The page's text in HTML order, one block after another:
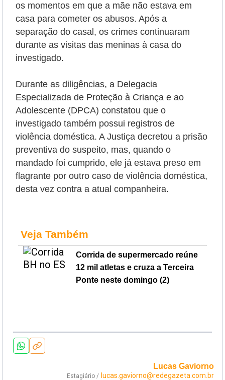
os momentos em que a mãe não estava em
casa para cometer os abusos. Após a
separação do casal, os crimes continuaram
durante as visitas das meninas à casa do
investigado.
Durante as diligências, a Delegacia
Especializada de Proteção à Criança e ao
Adolescente (DPCA) constatou que o
investigado também possui registros de
violência doméstica. A Justiça decretou a prisão
preventiva do suspeito, mas, quando o
mandado foi cumprido, ele já estava preso em
flagrante por outro caso de violência doméstica,
desta vez contra a atual companheira.
Veja Também
Corrida de supermercado reúne
12 mil atletas e cruza a Terceira
Ponte neste domingo (2)
Lucas Gaviorno
Estagiário / lucas.gaviorno@redegazeta.com.br